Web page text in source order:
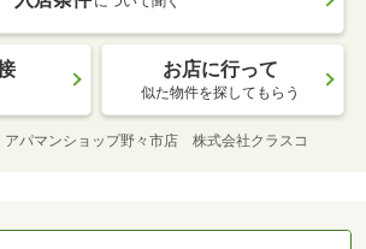
お店に行って
似た物件を探してもらう
アパマンショップ野々市店 株式会社クラスコ